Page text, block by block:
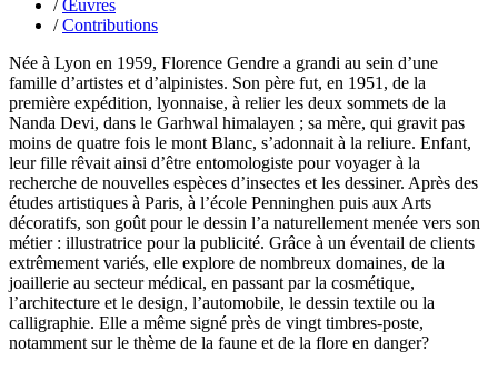
Lacarrière Jacques
Lacrampe Corine
Laheurte Marielle
Lamotte Aymeric de
Lanni Dominique
Lanouguère-Bruneau Virginie
Lantz François
Lautier-Gaud Jean
Le Maître Anne
Leblanc Léopoldine
Leblay Julien
Lebrun Alain
Lefèvre David
Lelièvre Olivier
Lemire Olivier
Lemonnier Philippe
Lobo Éric
/Œuvres
/Contributions
Née à Lyon en 1959, Florence Gendre a grandi au sein d’une
famille d’artistes et d’alpinistes. Son père fut, en 1951, de la
première expédition, lyonnaise, à relier les deux sommets de la
Nanda Devi, dans le Garhwal himalayen ; sa mère, qui gravit pas
moins de quatre fois le mont Blanc, s’adonnait à la reliure. Enfant,
leur fille rêvait ainsi d’être entomologiste pour voyager à la
recherche de nouvelles espèces d’insectes et les dessiner. Après des
études artistiques à Paris, à l’école Penninghen puis aux Arts
décoratifs, son goût pour le dessin l’a naturellement menée vers son
métier : illustratrice pour la publicité. Grâce à un éventail de clients
extrêmement variés, elle explore de nombreux domaines, de la
joaillerie au secteur médical, en passant par la cosmétique,
l’architecture et le design, l’automobile, le dessin textile ou la
calligraphie. Elle a même signé près de vingt timbres-poste,
notamment sur le thème de la faune et de la flore en danger?